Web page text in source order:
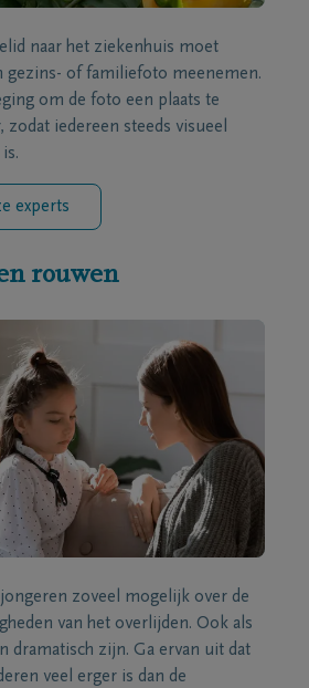
naar het ziekenhuis moet
gezins- of familiefoto meenemen.
om de foto een plaats te
zodat iedereen steeds visueel
experts
rouwen
zoveel mogelijk over de
van het overlijden. Ook als
dramatisch zijn. Ga ervan uit dat
veel erger is dan de